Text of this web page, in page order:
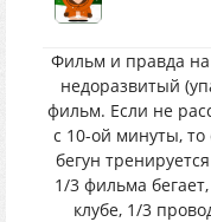
Фильм и правда
недоразвитый
фильм. Если не
с 10-ой минуты, то
бегун
1/3 фильма
клубе, 1/3